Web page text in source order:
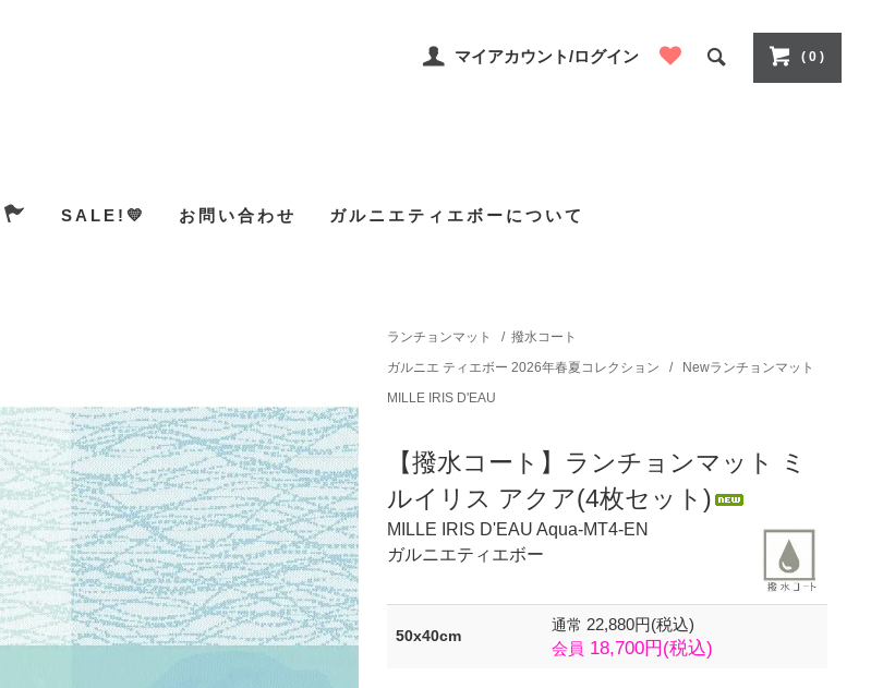
マイアカウント/ログイン ( 0 )
SALE!💛 お問い合わせ ガルニエティエボーについて
ランチョンマット / 撥水コート
ガルニエ ティエボー 2026年春夏コレクション
/
Newランチョンマット
MILLE IRIS D'EAU
【撥水コート】ランチョンマット ミ
ルイリス アクア(4枚セット)
MILLE IRIS D'EAU Aqua-MT4-EN
ガルニエティエボー
50x40cm
通常 22,880円(税込)
会員 18,700円(税込)